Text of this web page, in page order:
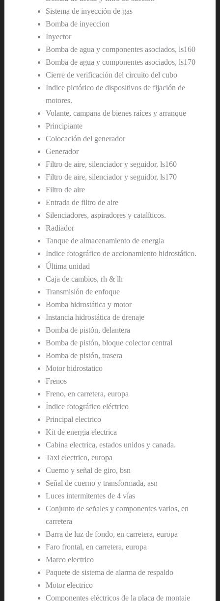
Sistema de inyección de gas
Bomba de inyeccion
Inyector
Bomba de agua y componentes asociados, ls160
Bomba de agua y componentes asociados, ls170
Cierre de verificación del circuito del cubo
Indice pictórico de dispositivos de fijación de
motores.
Volante, campana de bienes raíces y arranque
Principiante
Colocación del generador
Generador
Filtro de aire, silenciador y seguidor, ls160
Filtro de aire, silenciador y seguidor, ls170
Filtro de aire
Entrada de filtro de aire
Silenciadores, aspiradores y catalíticos.
Radiador
Tanque de almacenamiento de energia
Indice fotográfico de accionamiento hidrostático.
Última unidad
Caja de cambios, rh & lh
Transmisión de enfoque
Bomba hidrostática y motor
Instancia hidrostática de drenaje
Bomba de pistón, delantera
Bomba de pistón, bloque colector central
Bomba de pistón, trasera
Motor hidrostatico
Frenos
Freno, en carretera, europa
Índice fotográfico eléctrico
Principal electrico
Kit de energia electrica
Cabina electrica, estados unidos y canada.
Taxi electrico, europa
Cuerno y señal de giro, bsn
Señal de cuerno y transformada, asn
Luces intermitentes de 4 vías
Conjunto de señales y componentes varios, en
carretera
Barra de luz de fondo, en carretera, europa
Faro frontal, en carretera, europa
Marco electrico
Paquete de sistema de alarma de respaldo
Motor electrico
Componentes eléctricos de la placa de montaje